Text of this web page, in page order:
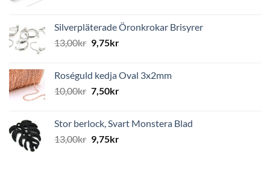
Silverpläterade Öronkrokar Brisyrer
13,00kr 9,75kr
Roséguld kedja Oval 3x2mm
10,00kr 7,50kr
Stor berlock, Svart Monstera Blad
13,00kr 9,75kr